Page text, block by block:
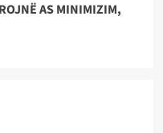
AS MINIMIZIM,